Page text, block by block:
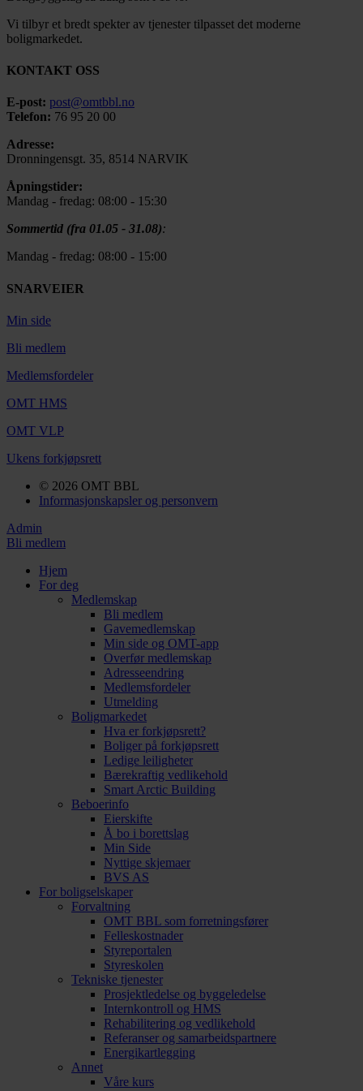
Vi tilbyr et bredt spekter av tjenester tilpasset det moderne
boligmarkedet.
KONTAKT OSS
E-post: post@omtbbl.no
Telefon: 76 95 20 00
Adresse:
Dronningensgt. 35, 8514 NARVIK
Åpningstider:
Mandag - fredag: 08:00 - 15:30
Sommertid (fra 01.05 - 31.08):
Mandag - fredag: 08:00 - 15:00
SNARVEIER
Min side
Bli medlem
Medlemsfordeler
OMT HMS
OMT VLP
Ukens forkjøpsrett
© 2026 OMT BBL
Informasjonskapsler og personvern
Admin
Bli medlem
Hjem
For deg
Medlemskap
Bli medlem
Gavemedlemskap
Min side og OMT-app
Overfør medlemskap
Adresseendring
Medlemsfordeler
Utmelding
Boligmarkedet
Hva er forkjøpsrett?
Boliger på forkjøpsrett
Ledige leiligheter
Bærekraftig vedlikehold
Smart Arctic Building
Beboerinfo
Eierskifte
Å bo i borettslag
Min Side
Nyttige skjemaer
BVS AS
For boligselskaper
Forvaltning
OMT BBL som forretningsfører
Felleskostnader
Styreportalen
Styreskolen
Tekniske tjenester
Prosjektledelse og byggeledelse
Internkontroll og HMS
Rehabilitering og vedlikehold
Referanser og samarbeidspartnere
Energikartlegging
Annet
Våre kurs